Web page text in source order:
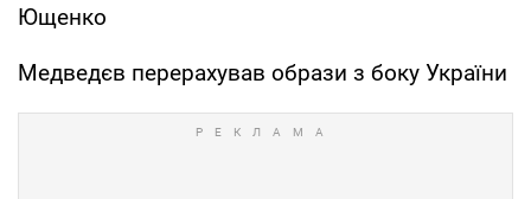
Ющенко
Медведєв перерахував образи з боку України